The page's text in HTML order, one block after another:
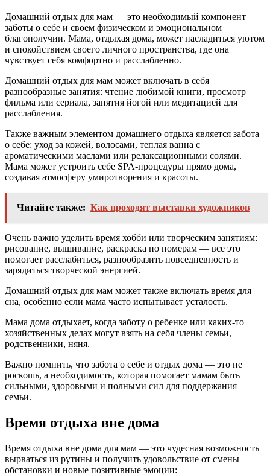
Домашний отдых для мам — это необходимый компонент
заботы о себе и своем физическом и эмоциональном
благополучии. Мама, отдыхая дома, может насладиться уютом
и спокойствием своего личного пространства, где она
чувствует себя комфортно и расслабленно.
Домашний отдых для мам может включать в себя
разнообразные занятия: чтение любимой книги, просмотр
фильма или сериала, занятия йогой или медитацией для
расслабления.
Также важным элементом домашнего отдыха является забота
о себе: уход за кожей, волосами, теплая ванна с
ароматическими маслами или релаксационными солями.
Мама может устроить себе SPA-процедуры прямо дома,
создавая атмосферу умиротворения и красоты.
Читайте также: Как проходят выставки художников
Очень важно уделить время хобби или творческим занятиям:
рисование, вышивание, раскраска по номерам — все это
помогает расслабиться, разнообразить повседневность и
зарядиться творческой энергией.
Домашний отдых для мам может также включать время для
сна, особенно если мама часто испытывает усталость.
Мама дома отдыхает, когда заботу о ребенке или каких-то
хозяйственных делах могут взять на себя члены семьи,
родственники, няня.
Важно помнить, что забота о себе и отдых дома — это не
роскошь, а необходимость, которая помогает мамам быть
сильными, здоровыми и полными сил для поддержания
семьи.
Время отдыха вне дома
Время отдыха вне дома для мам — это чудесная возможность
вырваться из рутины и получить удовольствие от смены
обстановки и новые позитивные эмоции: